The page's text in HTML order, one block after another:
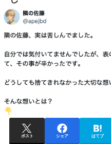
ポスト シェア はてブ